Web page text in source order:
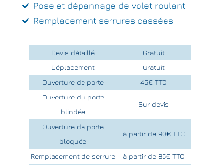
Pose et dépannage de volet roulant
Remplacement serrures cassées
Devis détaillé
Gratuit
Déplacement
Gratuit
Ouverture de porte
45€ TTC
Ouverture du porte
blindée
Sur devis
Ouverture de porte
bloquée
à partir de 90€ TTC
Remplacement de serrure à partir de 85€ TTC